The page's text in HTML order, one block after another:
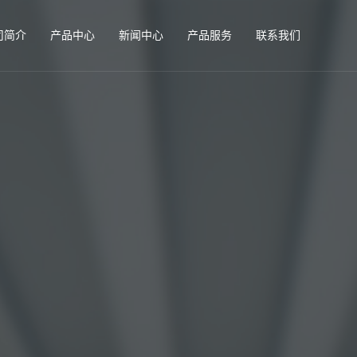
简介 产品中心 新闻中心 产品服务 联系我们